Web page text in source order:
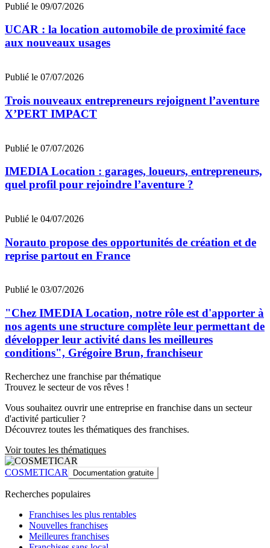
Publié le 09/07/2026
UCAR : la location automobile de proximité face
aux nouveaux usages
Publié le 07/07/2026
Trois nouveaux entrepreneurs rejoignent l’aventure
X’PERT IMPACT
Publié le 07/07/2026
IMEDIA Location : garages, loueurs, entrepreneurs,
quel profil pour rejoindre l’aventure ?
Publié le 04/07/2026
Norauto propose des opportunités de création et de
reprise partout en France
Publié le 03/07/2026
"Chez IMEDIA Location, notre rôle est d'apporter à
nos agents une structure complète leur permettant de
développer leur activité dans les meilleures
conditions", Grégoire Brun, franchiseur
Recherchez une franchise par thématique
Trouvez le secteur de vos rêves !
Vous souhaitez ouvrir une entreprise en franchise dans un secteur
d'activité particulier ?
Découvrez toutes les thématiques des franchises.
Voir toutes les thématiques
COSMETICAR Documentation gratuite
Recherches populaires
Franchises les plus rentables
Nouvelles franchises
Meilleures franchises